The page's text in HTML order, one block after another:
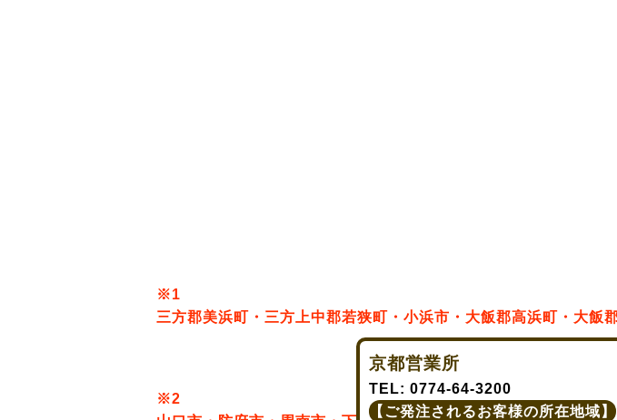
京都営業所
TEL: 0774-64-3200
【ご発注されるお客様の所在地域】